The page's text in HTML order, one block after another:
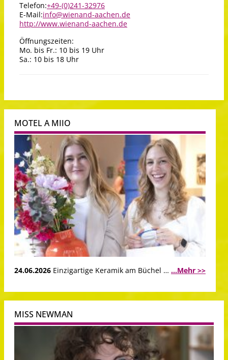
Telefon:+49-(0)241-32976
E-Mail:info@wienand-aachen.de
http://www.wienand-aachen.de
Öffnungszeiten:
Mo. bis Fr.: 10 bis 19 Uhr
Sa.: 10 bis 18 Uhr
MOTEL A MIIO
24.06.2026 Einzigartige Keramik am Büchel … ...Mehr >>
MISS NEWMAN